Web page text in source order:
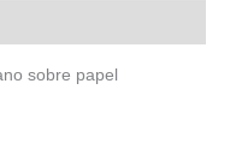
sobre papel